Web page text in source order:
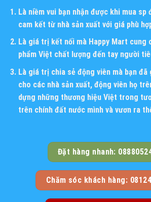
Là niềm vui bạn nhận được khi mua sp
cam kết từ nhà sản xuất với giá phù
Là giá trị kết nối mà Happy Mart cung
phẩm Việt chất lượng đến tay người
Là giá trị chia sẻ động viên mà bạn
cho các nhà sản xuất, động viên họ
dựng những thương hiệu Việt trong
trên chính đất nước mình và vươn ra
Đặt hàng nhanh:
Chăm sóc khách hàng: